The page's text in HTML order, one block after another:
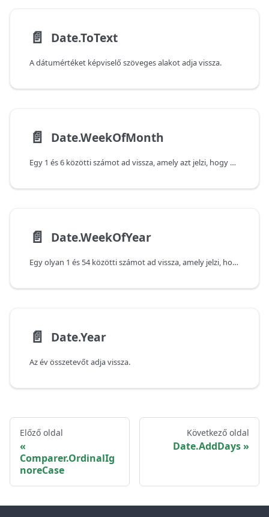
📄️ Date.ToText
A dátumértéket képviselő szöveges alakot adja vissza.
📄️ Date.WeekOfMonth
Egy 1 és 6 közötti számot ad vissza, amely azt jelzi, hogy ez a dátum a hónap hányadik hetére esik.
📄️ Date.WeekOfYear
Egy olyan 1 és 54 közötti számot ad vissza, amely jelzi, hogy ez a dátum az év hányadik hetére esik.
📄️ Date.Year
Az év összetevőt adja vissza.
Előző oldal
Comparer.OrdinalIg
noreCase
Következő oldal
Date.AddDays